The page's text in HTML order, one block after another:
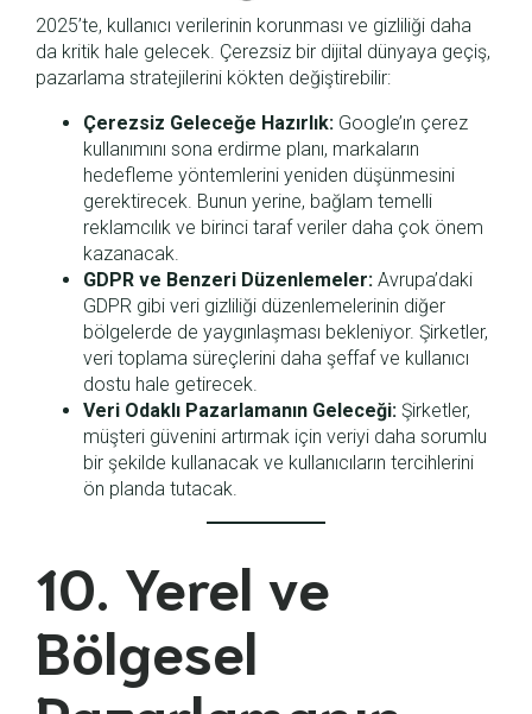
2025’te, kullanıcı verilerinin korunması ve gizliliği daha
da kritik hale gelecek. Çerezsiz bir dijital dünyaya geçiş,
pazarlama stratejilerini kökten değiştirebilir:
Çerezsiz Geleceğe Hazırlık: Google’ın çerez
kullanımını sona erdirme planı, markaların
hedefleme yöntemlerini yeniden düşünmesini
gerektirecek. Bunun yerine, bağlam temelli
reklamcılık ve birinci taraf veriler daha çok önem
kazanacak.
GDPR ve Benzeri Düzenlemeler: Avrupa’daki
GDPR gibi veri gizliliği düzenlemelerinin diğer
bölgelerde de yaygınlaşması bekleniyor. Şirketler,
veri toplama süreçlerini daha şeffaf ve kullanıcı
dostu hale getirecek.
Veri Odaklı Pazarlamanın Geleceği: Şirketler,
müşteri güvenini artırmak için veriyi daha sorumlu
bir şekilde kullanacak ve kullanıcıların tercihlerini
ön planda tutacak.
10. Yerel ve
Bölgesel